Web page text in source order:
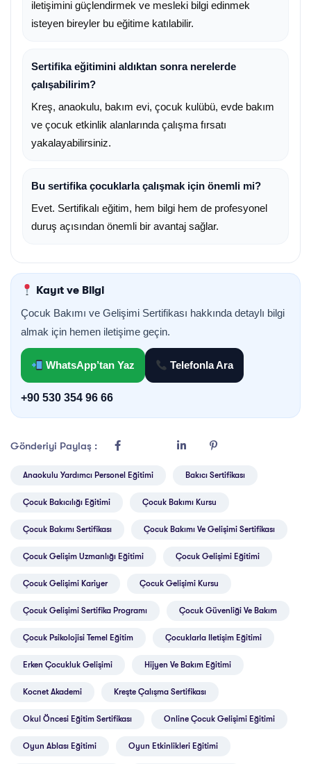
iletişimini güçlendirmek ve mesleki bilgi edinmek
isteyen bireyler bu eğitime katılabilir.
Sertifika eğitimini aldıktan sonra nerelerde
çalışabilirim?
Kreş, anaokulu, bakım evi, çocuk kulübü, evde bakım
ve çocuk etkinlik alanlarında çalışma fırsatı
yakalayabilirsiniz.
Bu sertifika çocuklarla çalışmak için önemli mi?
Evet. Sertifikalı eğitim, hem bilgi hem de profesyonel
duruş açısından önemli bir avantaj sağlar.
Kayıt ve Bilgi
Çocuk Bakımı ve Gelişimi Sertifikası hakkında detaylı bilgi
almak için hemen iletişime geçin.
WhatsApp’tan Yaz Telefonla Ara
+90 530 354 96 66
Gönderiyi Paylaş :
Anaokulu Yardımcı Personel Eğitimi Bakıcı Sertifikası
Çocuk Bakıcılığı Eğitimi Çocuk Bakımı Kursu
Çocuk Bakımı Sertifikası Çocuk Bakımı Ve Gelişimi Sertifikası
Çocuk Gelişim Uzmanlığı Eğitimi Çocuk Gelişimi Eğitimi
Çocuk Gelişimi Kariyer Çocuk Gelişimi Kursu
Çocuk Gelişimi Sertifika Programı Çocuk Güvenliği Ve Bakım
Çocuk Psikolojisi Temel Eğitim Çocuklarla Iletişim Eğitimi
Erken Çocukluk Gelişimi Hijyen Ve Bakım Eğitimi
Kocnet Akademi Kreşte Çalışma Sertifikası
Okul Öncesi Eğitim Sertifikası Online Çocuk Gelişimi Eğitimi
Oyun Ablası Eğitimi Oyun Etkinlikleri Eğitimi